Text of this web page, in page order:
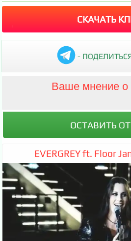
СКАЧАТЬ
-
EVERGREY ft. Floor